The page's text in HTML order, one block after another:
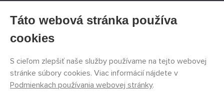
Kontakty
Facebook
Táto webová stránka používa
cookies
S cieľom zlepšiť naše služby používame na tejto webovej
stránke súbory cookies. Viac informácií nájdete v
Podmienkach používania webovej stránky.